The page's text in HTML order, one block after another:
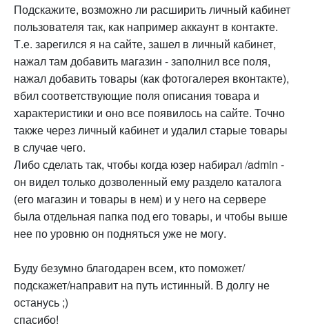
Подскажите, возможно ли расширить личный кабинет
пользователя так, как например аккаунт в контакте.
Т.е. зарегился я на сайте, зашел в личный кабинет,
нажал там добавить магазин - заполнил все поля,
нажал добавить товары (как фотогалерея вконтакте),
вбил соответствующие поля описания товара и
характеристики и оно все появилось на сайте. Точно
также через личный кабинет и удалил старые товары
в случае чего.
Либо сделать так, чтобы когда юзер набирал /admin -
он видел только дозволенный ему раздело каталога
(его магазин и товары в нем) и у него на сервере
была отдельная папка под его товары, и чтобы выше
нее по уровню он подняться уже не могу.
Буду безумно благодарен всем, кто поможет/
подскажет/направит на путь истинный. В долгу не
останусь ;)
спасибо!